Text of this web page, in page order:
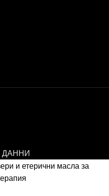
ДАННИ
и етерични масла за